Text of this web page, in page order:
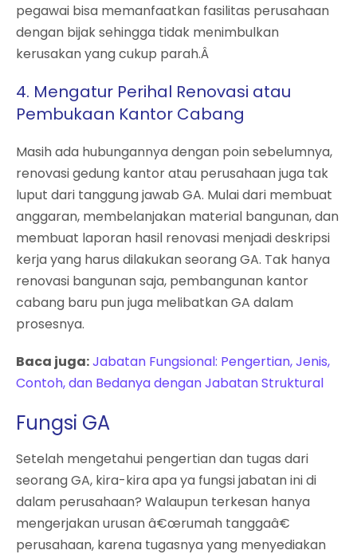
pegawai bisa memanfaatkan fasilitas perusahaan
dengan bijak sehingga tidak menimbulkan
kerusakan yang cukup parah.Â
4. Mengatur Perihal Renovasi atau
Pembukaan Kantor Cabang
Masih ada hubungannya dengan poin sebelumnya,
renovasi gedung kantor atau perusahaan juga tak
luput dari tanggung jawab GA. Mulai dari membuat
anggaran, membelanjakan material bangunan, dan
membuat laporan hasil renovasi menjadi deskripsi
kerja yang harus dilakukan seorang GA. Tak hanya
renovasi bangunan saja, pembangunan kantor
cabang baru pun juga melibatkan GA dalam
prosesnya.
Baca juga:Jabatan Fungsional: Pengertian, Jenis,
Contoh, dan Bedanya dengan Jabatan Struktural
Fungsi GA
Setelah mengetahui pengertian dan tugas dari
seorang GA, kira-kira apa ya fungsi jabatan ini di
dalam perusahaan? Walaupun terkesan hanya
mengerjakan urusan â€œrumah tanggaâ€
perusahaan, karena tugasnya yang menyediakan